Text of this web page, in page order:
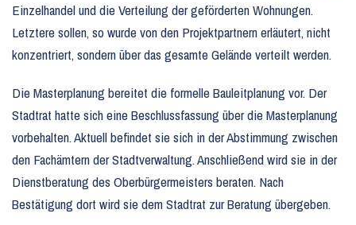
Einzelhandel und die Verteilung der geförderten Wohnungen.
Letztere sollen, so wurde von den Projektpartnern erläutert, nicht
konzentriert, sondern über das gesamte Gelände verteilt werden.
Die Masterplanung bereitet die formelle Bauleitplanung vor. Der
Stadtrat hatte sich eine Beschlussfassung über die Masterplanung
vorbehalten. Aktuell befindet sie sich in der Abstimmung zwischen
den Fachämtern der Stadtverwaltung. Anschließend wird sie in der
Dienstberatung des Oberbürgermeisters beraten. Nach
Bestätigung dort wird sie dem Stadtrat zur Beratung übergeben.